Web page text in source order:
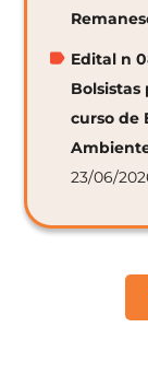
Edital n
Bolsistas
curso de
23/06/